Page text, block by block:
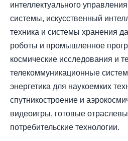
интеллектуального
системы, искусственный
техника и системы хранения
роботы и промышленное
космические исследования и
телекоммуникационные
энергетика для наукоемких
спутникостроение и
видеоигры, готовые
потребительские технологии.